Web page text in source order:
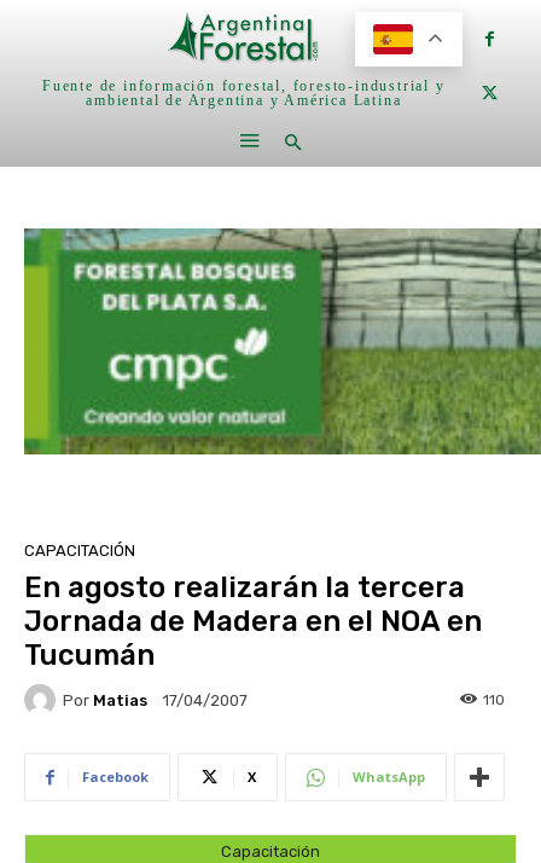
Fuente de información forestal, foresto-industrial y
ambiental de Argentina y América Latina
CAPACITACIÓN
En agosto realizarán la tercera
Jornada de Madera en el NOA en
Tucumán
Por Matias 17/04/2007 110
Facebook X WhatsApp
Capacitación